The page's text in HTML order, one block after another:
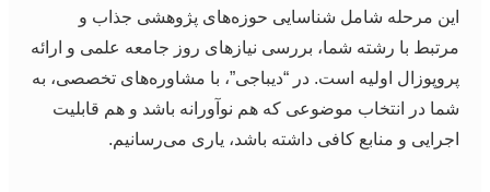
این مرحله شامل شناسایی حوزه‌های پژوهشی جذاب و
مرتبط با رشته شما، بررسی نیازهای روز جامعه علمی و ارائه
پروپوزال اولیه است. در “دیباجی”، با مشاوره‌های تخصصی، به
شما در انتخاب موضوعی که هم نوآورانه باشد و هم قابلیت
اجرایی و منابع کافی داشته باشد، یاری می‌رسانیم.